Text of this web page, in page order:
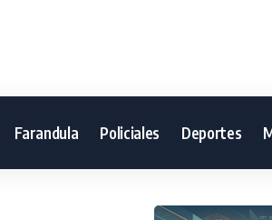
Farandula Policiales Deportes